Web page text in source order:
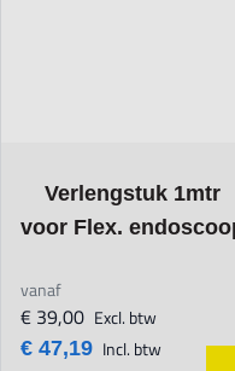
Verlengstuk 1mtr
voor Flex.
The price depends on
vanaf
€ 47,19 Incl. btw
€ 39,00 Excl. btw